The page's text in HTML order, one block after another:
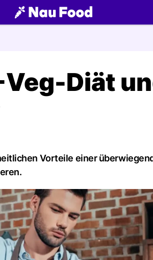
Diät
Vorteile einer